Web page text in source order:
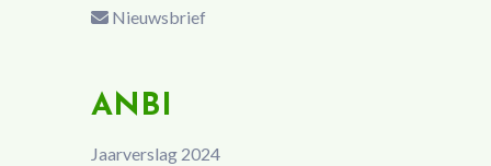
Nieuwsbrief
ANBI
Jaarverslag 2024